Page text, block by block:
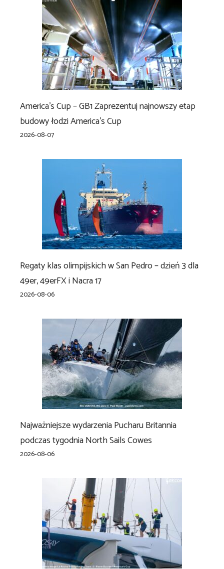
America’s Cup – GB1 Zaprezentuj najnowszy etap
budowy łodzi America’s Cup
2026-08-07
Regaty klas olimpijskich w San Pedro – dzień 3 dla
49er, 49erFX i Nacra 17
2026-08-06
Najważniejsze wydarzenia Pucharu Britannia
podczas tygodnia North Sails Cowes
2026-08-06